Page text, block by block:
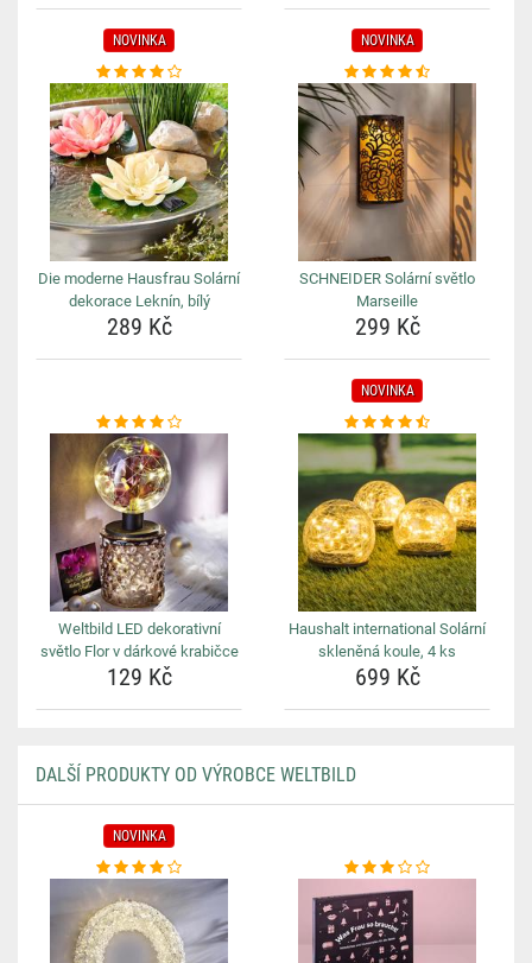
NOVINKA
Die moderne Hausfrau Solární
dekorace Leknín, bílý
289 Kč
NOVINKA
SCHNEIDER Solární světlo
Marseille
299 Kč
Weltbild LED dekorativní
světlo Flor v dárkové krabičce
129 Kč
NOVINKA
Haushalt international Solární
skleněná koule, 4 ks
699 Kč
DALŠÍ PRODUKTY OD VÝROBCE WELTBILD
NOVINKA